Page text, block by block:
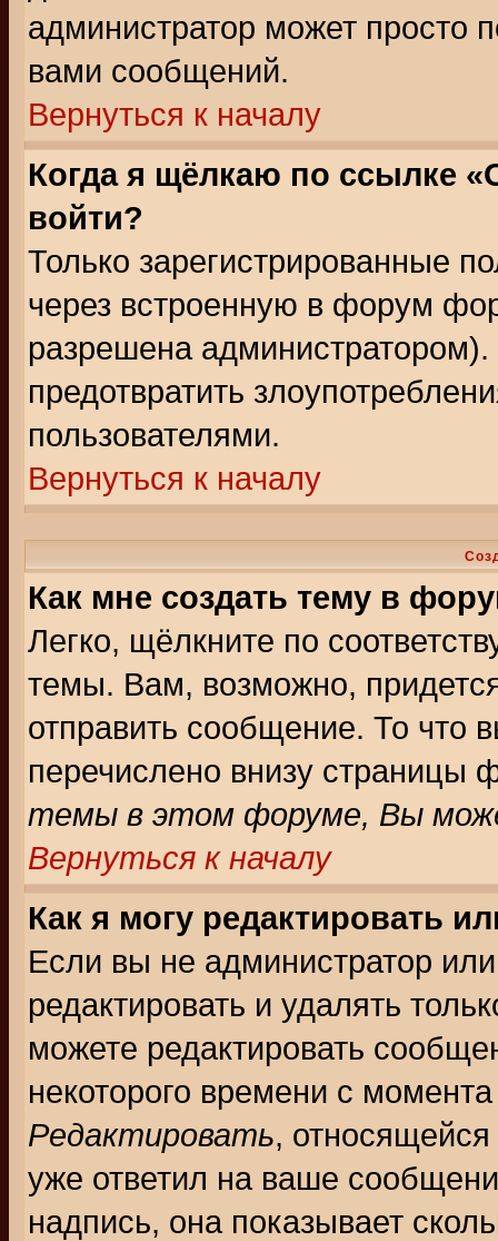
администратор может просто
вами сообщений.
Вернуться к началу
Когда я щёлкаю по ссылке
войти?
Только зарегистрированные
через встроенную в форум
разрешена
предотвратить
пользователями.
Вернуться к началу
Как мне создать тему в
Легко, щёлкните по
темы. Вам, возможно,
отправить сообщение. То что
перечислено внизу страницы
темы в этом форуме, Вы
Вернуться к началу
Как я могу редактировать
Если вы не администратор
редактировать и удалять
можете редактировать
некоторого времени с
Редактировать,
уже ответил на ваше
надпись, она показывает